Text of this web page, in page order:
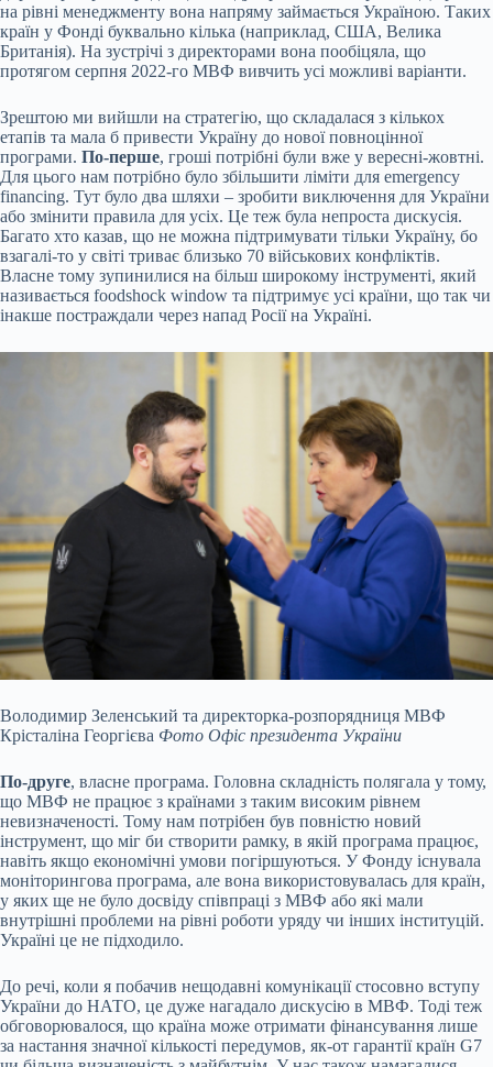
на рівні менеджменту вона напряму займається Україною. Таких
країн у Фонді буквально кілька (наприклад, США, Велика
Британія). На зустрічі з директорами вона пообіцяла, що
протягом серпня 2022-го МВФ вивчить усі можливі варіанти.
Зрештою ми вийшли на стратегію, що складалася з кількох
етапів та мала б привести Україну до нової повноцінної
програми. По-перше, гроші потрібні були вже у вересні-жовтні.
Для цього нам потрібно було збільшити ліміти для emergency
financing. Тут було два шляхи – зробити виключення для України
або змінити правила для усіх. Це теж була непроста дискусія.
Багато хто казав, що не можна підтримувати тільки Україну, бо
взагалі-то у світі триває близько 70 військових конфліктів.
Власне тому зупинилися на більш широкому інструменті, який
називається foodshock window та підтримує усі країни, що так чи
інакше постраждали через напад Росії на Україні.
Володимир Зеленський та директорка-розпорядниця МВФ
Крісталіна Георгієва Фото Офіс президента України
По-друге, власне програма. Головна складність полягала у тому,
що МВФ не працює з країнами з таким високим рівнем
невизначеності. Тому нам потрібен був повністю новий
інструмент, що міг би створити рамку, в якій програма працює,
навіть якщо економічні умови погіршуються. У Фонду існувала
моніторингова програма, але вона використовувалась для країн,
у яких ще не було досвіду співпраці з МВФ або які мали
внутрішні проблеми на рівні роботи уряду чи інших інституцій.
Україні це не підходило.
До речі, коли я побачив нещодавні комунікації стосовно вступу
України до НАТО, це дуже нагадало дискусію в МВФ. Тоді теж
обговорювалося, що країна може отримати фінансування лише
за настання значної кількості передумов, як-от гарантії країн G7